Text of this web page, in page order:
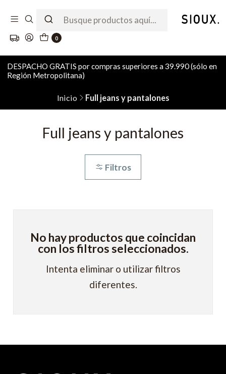
0
DESPACHO GRATIS por compras superiores a 39.990 (sólo en
Región Metropolitana)
Inicio Full jeans y pantalones
Full jeans y pantalones
Filtros
No hay productos que coincidan
con los filtros seleccionados.
Intenta eliminar o utilizar filtros
diferentes.